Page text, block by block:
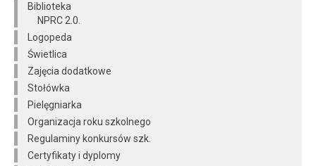
Biblioteka
NPRC 2.0.
Logopeda
Świetlica
Zajęcia dodatkowe
Stołówka
Pielęgniarka
Organizacja roku szkolnego
Regulaminy konkursów szk.
Certyfikaty i dyplomy